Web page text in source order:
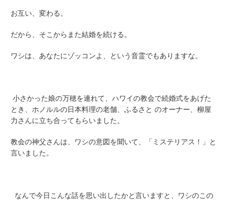
お互い、変わる。
だから、そこからまた結婚を続ける。
ワシは、あなたにゾッコンよ、という音霊でもありますな。
小さかった娘の万穂を連れて、ハワイの教会で続婚式をあげた
とき、ホノルルの日本料理の老舗、ふるさと のオーナー、柳屋
力さんに立ち合ってもらいました。
教会の神父さんは、ワシの意図を聞いて、「ミステリアス！」と
言いました。
なんで今日こんな話を思い出したかと言いますと、ワシのこの